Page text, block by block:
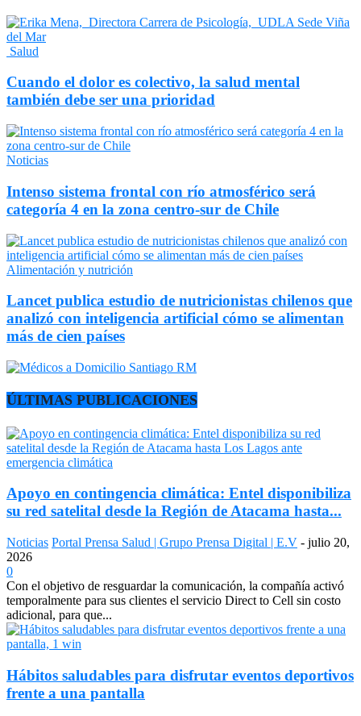
Salud
Cuando el dolor es colectivo, la salud mental
también debe ser una prioridad
Noticias
Intenso sistema frontal con río atmosférico será
categoría 4 en la zona centro-sur de Chile
Alimentación y nutrición
Lancet publica estudio de nutricionistas chilenos que
analizó con inteligencia artificial cómo se alimentan
más de cien países
ÚLTIMAS PUBLICACIONES
Apoyo en contingencia climática: Entel disponibiliza
su red satelital desde la Región de Atacama hasta...
Noticias Portal Prensa Salud | Grupo Prensa Digital | E.V - julio 20,
2026
0
Con el objetivo de resguardar la comunicación, la compañía activó
temporalmente para sus clientes el servicio Direct to Cell sin costo
adicional, para que...
Hábitos saludables para disfrutar eventos deportivos
frente a una pantalla